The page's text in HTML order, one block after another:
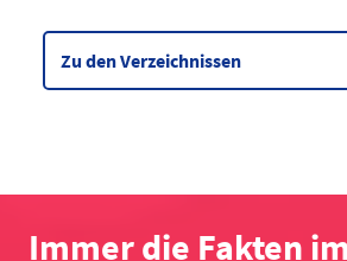
2022
2
Zu den Verzeichnissen
Immer die Fakten